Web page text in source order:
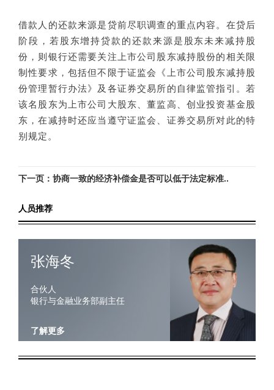
借款人的还款来源是贷前尽职调查的重点内容。在贷后
阶段，若股东增持贷款的还款来源是股东未来减持股
份，则银行还需要关注上市公司股东减持股份的相关限
制性要求，包括但不限于证监会《上市公司股东减持股
份管理暂行办法》及各证券交易所的自律监管指引。若
该名股东为上市公司大股东、董监高、创业投资基金股
东，在减持时还应当遵守证监会、证券交易所对此的特
别规定。
下一页：协商一致的经济补偿金是否可以低于法定标准..
人员推荐
张海冬
合伙人
银行与金融业务部副主任
了解更多